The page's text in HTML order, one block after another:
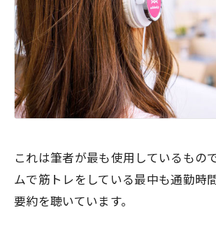
これは筆者が最も使用しているもの
ムで筋トレをしている最中も通勤時
要約を聴いています。